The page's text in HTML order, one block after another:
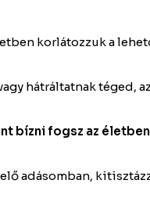
korlátozzuk a
hátráltatnak téged,
bízni fogsz az
adásomban,